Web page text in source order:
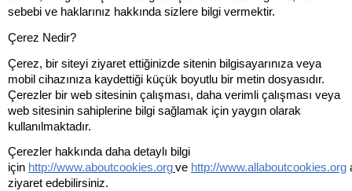
sebebi ve haklarınız hakkında sizlere bilgi vermektir.
Çerez Nedir?
Çerez, bir siteyi ziyaret ettiğinizde sitenin bilgisayarınıza veya
mobil cihazınıza kaydettiği küçük boyutlu bir metin dosyasıdır.
Çerezler bir web sitesinin çalışması, daha verimli çalışması veya
web sitesinin sahiplerine bilgi sağlamak için yaygın olarak
kullanılmaktadır.
Çerezler hakkında daha detaylı bilgi
için http://www.aboutcookies.orgve http://www.allaboutcookies.org
ziyaret edebilirsiniz.